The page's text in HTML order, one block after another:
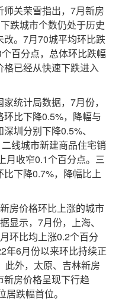
关荣雪指出，7月新房
跌城市个数仍处于历史
。7月70城平均环比跌
百分点，总体环比跌幅
已经从快速下跌进入
统计局数据，7月份，
比下降0.5%，降幅与
圳分别下降0.5%、
线城市新建商品住宅销
月收窄0.1个百分点。三
下降0.7%，降幅比上
价格环比上涨的城市
显示，7月份，上海、
环比均上涨0.2个百分
年6月份以来环比持续正
此外，太原、吉林新房
房价格呈现下行趋
跌幅首位。